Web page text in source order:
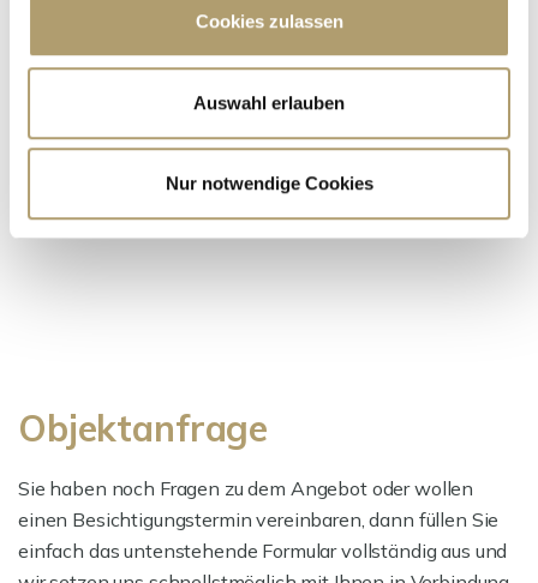
Cookies zulassen
Auswahl erlauben
Nur notwendige Cookies
Telefon: 00498990932007
Telefax: 00498990932011
Mobil: 004916097326123
Freue mich auf Sie!
Objektanfrage
Sie haben noch Fragen zu dem Angebot oder wollen
einen Besichtigungstermin vereinbaren, dann füllen Sie
einfach das untenstehende Formular vollständig aus und